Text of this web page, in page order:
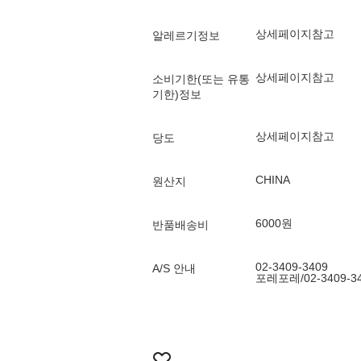
알레르기정보 상세페이지참고
소비기한(또는 유통
기한)정보
상세페이지참고
당도 상세페이지참고
원산지 CHINA
반품배송비 6000원
A/S 안내
02-3409-3409
포레포레/02-3409-